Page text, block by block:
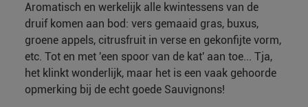
Aromatisch en werkelijk alle kwintessens van de
druif komen aan bod: vers gemaaid gras, buxus,
groene appels, citrusfruit in verse en gekonfijte vorm,
etc. Tot en met 'een spoor van de kat' aan toe... Tja,
het klinkt wonderlijk, maar het is een vaak gehoorde
opmerking bij de echt goede Sauvignons!